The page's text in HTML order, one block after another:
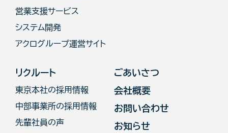
営業支援サービス
システム開発
アクログループ運営サイト
リクルート
東京本社の採用情報
中部事業所の採用情報
先輩社員の声
ごあいさつ
会社概要
お問い合わせ
お知らせ